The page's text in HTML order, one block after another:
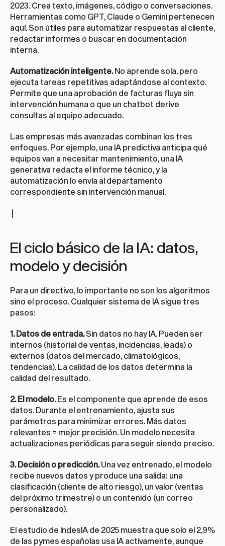
2023. Crea texto, imágenes, código o conversaciones.
Herramientas como GPT, Claude o Gemini pertenecen
aquí. Son útiles para automatizar respuestas al cliente,
redactar informes o buscar en documentación
interna.
Automatización inteligente. No aprende sola, pero
ejecuta tareas repetitivas adaptándose al contexto.
Permite que una aprobación de facturas fluya sin
intervención humana o que un chatbot derive
consultas al equipo adecuado.
Las empresas más avanzadas combinan los tres
enfoques. Por ejemplo, una IA predictiva anticipa qué
equipos van a necesitar mantenimiento, una IA
generativa redacta el informe técnico, y la
automatización lo envía al departamento
correspondiente sin intervención manual.
|
El ciclo básico de la IA: datos,
modelo y decisión
Para un directivo, lo importante no son los algoritmos
sino el proceso. Cualquier sistema de IA sigue tres
pasos:
1. Datos de entrada. Sin datos no hay IA. Pueden ser
internos (historial de ventas, incidencias, leads) o
externos (datos del mercado, climatológicos,
tendencias). La calidad de los datos determina la
calidad del resultado.
2. El modelo. Es el componente que aprende de esos
datos. Durante el entrenamiento, ajusta sus
parámetros para minimizar errores. Más datos
relevantes = mejor precisión. Un modelo necesita
actualizaciones periódicas para seguir siendo preciso.
3. Decisión o predicción. Una vez entrenado, el modelo
recibe nuevos datos y produce una salida: una
clasificación (cliente de alto riesgo), un valor (ventas
del próximo trimestre) o un contenido (un correo
personalizado).
El estudio de IndesIA de 2025 muestra que solo el 2,9%
de las pymes españolas usa IA activamente, aunque